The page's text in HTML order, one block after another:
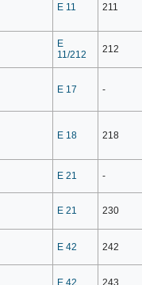
E 11 211
E
11/212
212
E 17 -
E 18 218
E 21 -
E 21 230
E 42 242
E 42 243